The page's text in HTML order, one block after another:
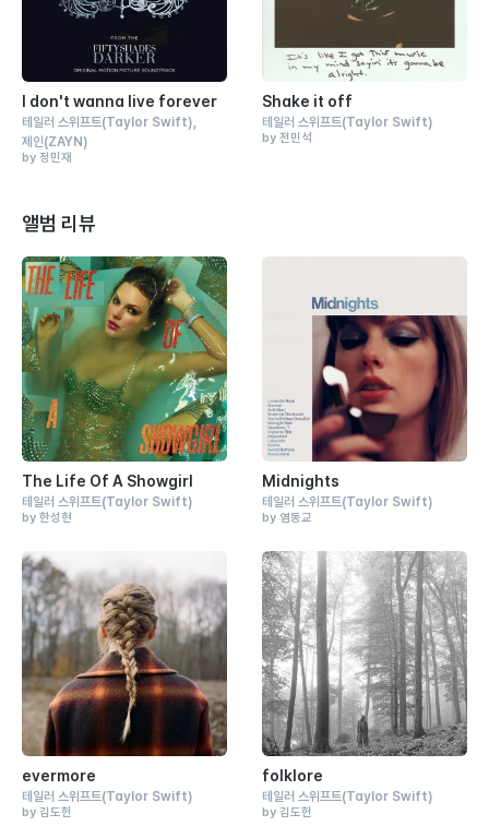
I don't wanna live forever
테일러 스위프트(Taylor Swift)
제인(ZAYN)
by 정민재
Shake it off
테일러 스위프트(Taylor Swift)
by 전민석
앨범 리뷰
The Life Of A Showgirl
테일러 스위프트(Taylor Swift)
by 한성현
Midnights
테일러 스위프트(Taylor Swift)
by 염동교
evermore
테일러 스위프트(Taylor Swift)
by 김도헌
folklore
테일러 스위프트(Taylor Swift)
by 김도헌